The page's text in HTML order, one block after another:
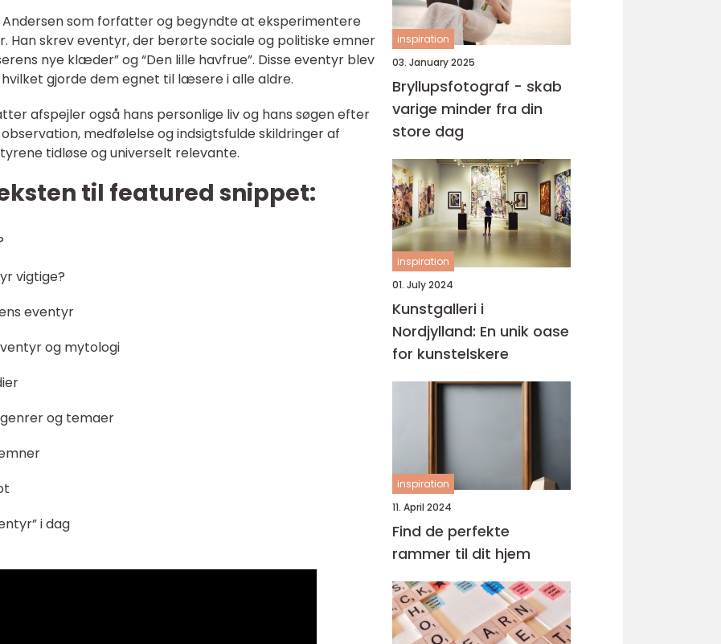
Andersen som forfatter og begyndte at eksperimentere
Han skrev eventyr, der berørte sociale og politiske emner
nye klæder” og “Den lille havfrue”. Disse eventyr blev
gjorde dem egnet til læsere i alle aldre.
afspejler også hans personlige liv og hans søgen efter
medfølelse og indsigtsfulde skildringer af
tidløse og universelt relevante.
til featured snippet:
vigtige?
eventyr
og mytologi
og temaer
i dag
inspiration
03. January 2025
Bryllupsfotograf - skab
varige minder fra din
store dag
inspiration
01. July 2024
Kunstgalleri i
Nordjylland: En unik oase
for kunstelskere
inspiration
11. April 2024
Find de perfekte
rammer til dit hjem